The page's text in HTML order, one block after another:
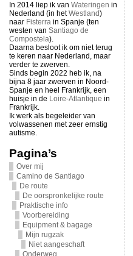
In 2014 liep ik van Wateringen in
Nederland (in hetWestland)
naar Fisterrain Spanje (ten
westen van Santiago de
Compostela).
Daarna besloot ik om niet terug
te keren naar Nederland, maar
verder te zwerven.
Sinds begin 2022 heb ik, na
bijna 8 jaar zwerven in Noord-
Spanje en heel Frankrijk, een
huisje in de Loire-Atlantique in
Frankrijk.
Ik werk als begeleider van
volwassenen met zeer ernstig
autisme.
Pagina’s
Over mij
Camino de Santiago
De route
De oorspronkelijke route
Praktische info
Voorbereiding
Equipment & bagage
Mijn rugzak
Niet aangeschaft
Onderweg